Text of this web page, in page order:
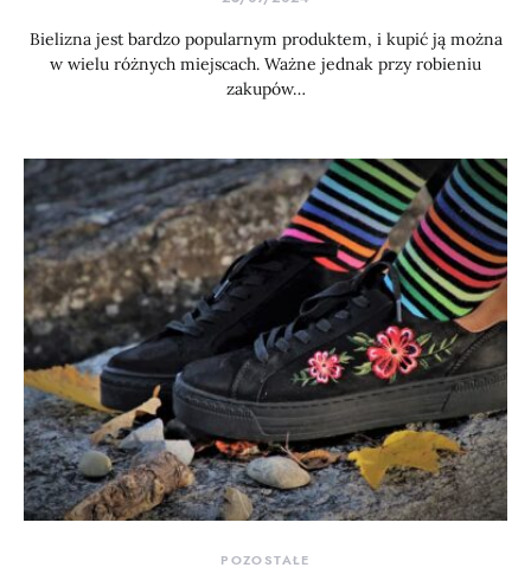
Bielizna jest bardzo popularnym produktem, i kupić ją można
w wielu różnych miejscach. Ważne jednak przy robieniu
zakupów…
POZOSTAŁE